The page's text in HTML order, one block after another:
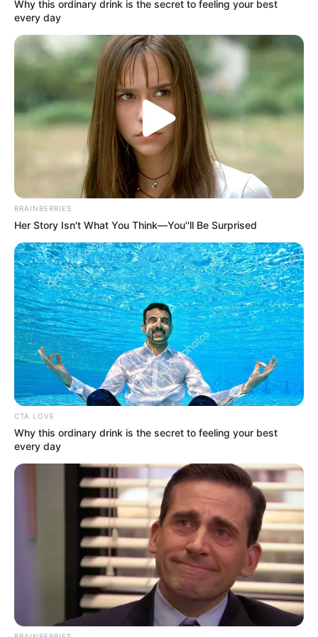
POSTS
NAVIGATION
FOLLOW US ON:
Why this ordinary drink is the secret to feeling your best
every day
BRAINBERRIES
Her Story Isn't What You Think—You''ll Be Surprised
CTA LOVE
Why this ordinary drink is the secret to feeling your best
every day